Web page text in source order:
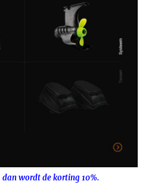
wordt de korting 10%.